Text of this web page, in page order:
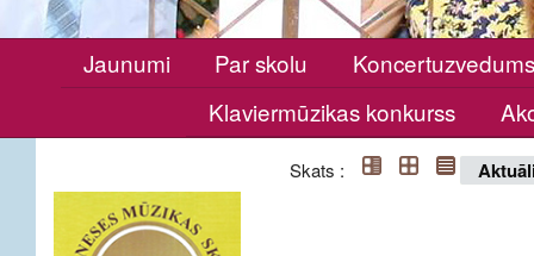
Jaunumi Par skolu
Klaviermūzikas konkurss
Skats :